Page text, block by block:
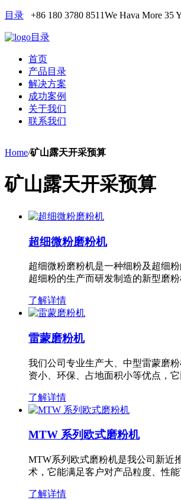
目录 +86 180 3780 8511We Hava More 35
目录
首页
产品目录
解决方案
成功案例
关于我们
联系我们
Home/矿山露天开采预算
矿山露天开采预算
超细微粉磨粉机
超细微粉磨粉机是一种细粉及超细
超细粉的生产而研发制造的新型磨
了解详情
雷蒙磨粉机
我们公司专业生产大、中型雷蒙磨
资小、环保、占地面积小等优点，
了解详情
MTW 系列欧式磨粉机
MTW系列欧式磨粉机是我公司新近
术，它能满足客户对产品粒度、性
了解详情